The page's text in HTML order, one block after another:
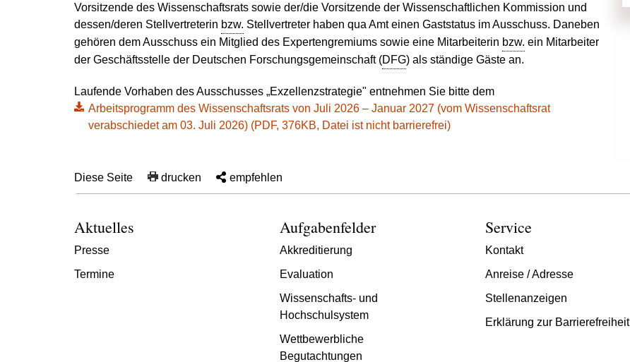
Vorsitzende des Wissenschaftsrats sowie der/die Vorsitzende der Wissenschaftlichen Kommission und
dessen/deren Stellvertreterin bzw. Stellvertreter haben qua Amt einen Gaststatus im Ausschuss. Daneben
gehören dem Ausschuss ein Mitglied des Expertengremiums sowie eine Mitarbeiterin bzw. ein Mitarbeiter
der Geschäftsstelle der Deutschen Forschungsgemeinschaft (DFG) als ständige Gäste an.
Laufende Vorhaben des Ausschusses „Exzellenzstrategie" entnehmen Sie bitte dem
Arbeitsprogramm des Wissenschaftsrats von Juli 2026 – Januar 2027 (vom Wissenschaftsrat
verabschiedet am 03. Juli 2026) (PDF, 376KB, Datei ist nicht barrierefrei)
Diese Seite drucken empfehlen
Aktuelles
Presse
Termine
Aufgabenfelder
Akkreditierung
Evaluation
Wissenschafts- und
Hochschulsystem
Wettbewerbliche
Begutachtungen
Service
Kontakt
Anreise / Adresse
Stellenanzeigen
Erklärung zur Barrierefreiheit